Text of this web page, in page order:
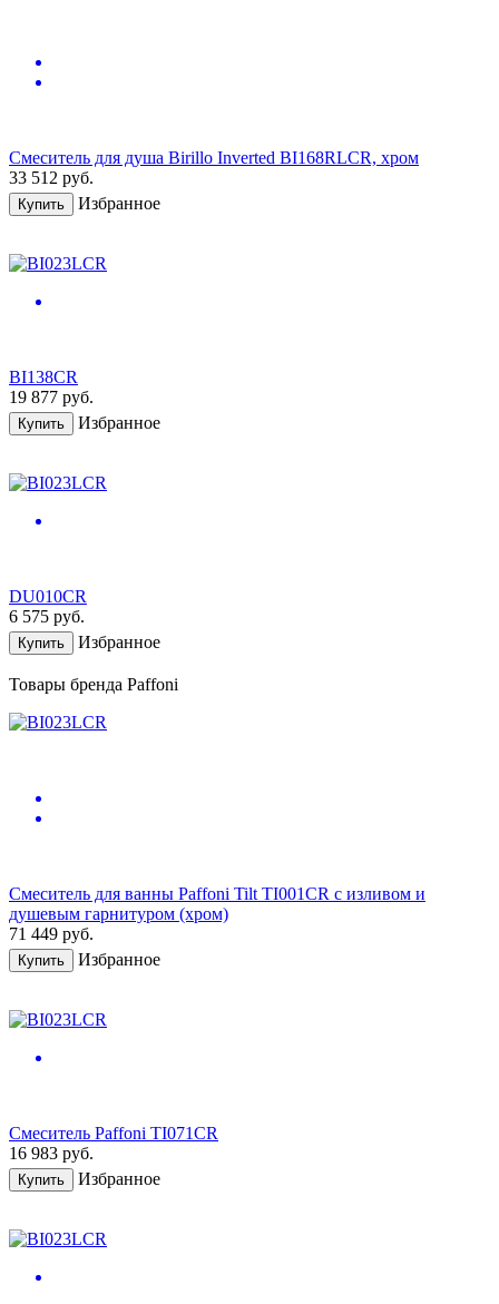
Смеситель для душа Birillo Inverted BI168RLCR, хром
33 512 руб.
Купить Избранное
BI138CR
19 877 руб.
Купить Избранное
DU010CR
6 575 руб.
Купить Избранное
Товары бренда Paffoni
Смеситель для ванны Paffoni Tilt TI001CR с изливом и
душевым гарнитуром (хром)
71 449 руб.
Купить Избранное
Смеситель Paffoni TI071CR
16 983 руб.
Купить Избранное